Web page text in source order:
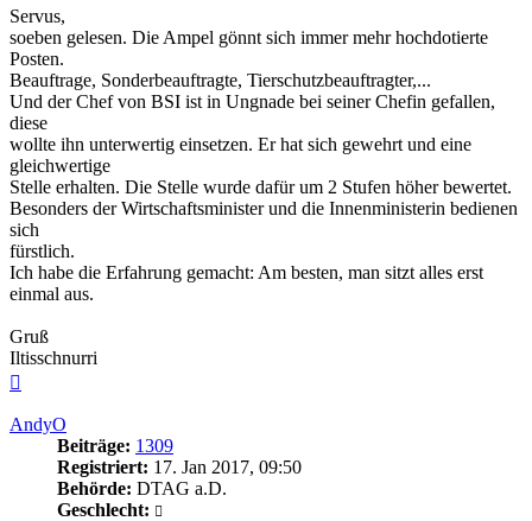
Servus,
soeben gelesen. Die Ampel gönnt sich immer mehr hochdotierte
Posten.
Beauftrage, Sonderbeauftragte, Tierschutzbeauftragter,...
Und der Chef von BSI ist in Ungnade bei seiner Chefin gefallen,
diese
wollte ihn unterwertig einsetzen. Er hat sich gewehrt und eine
gleichwertige
Stelle erhalten. Die Stelle wurde dafür um 2 Stufen höher bewertet.
Besonders der Wirtschaftsminister und die Innenministerin bedienen
sich
fürstlich.
Ich habe die Erfahrung gemacht: Am besten, man sitzt alles erst
einmal aus.
Gruß
Iltisschnurri
AndyO
Beiträge: 1309
Registriert: 17. Jan 2017, 09:50
Behörde: DTAG a.D.
Geschlecht: